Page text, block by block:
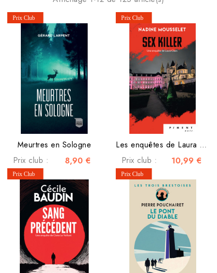
Meurtres en Sologne
Prix club :
8,90 €
Les enquêtes de Laura Claes - Tome 3 - Sex Killer
Prix club :
10,99 €